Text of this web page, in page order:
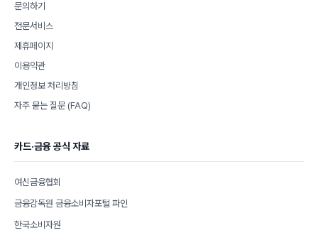
문의하기
전문서비스
제휴페이지
이용약관
개인정보 처리방침
자주 묻는 질문 (FAQ)
카드·금융 공식 자료
여신금융협회
금융감독원 금융소비자포털 파인
한국소비자원